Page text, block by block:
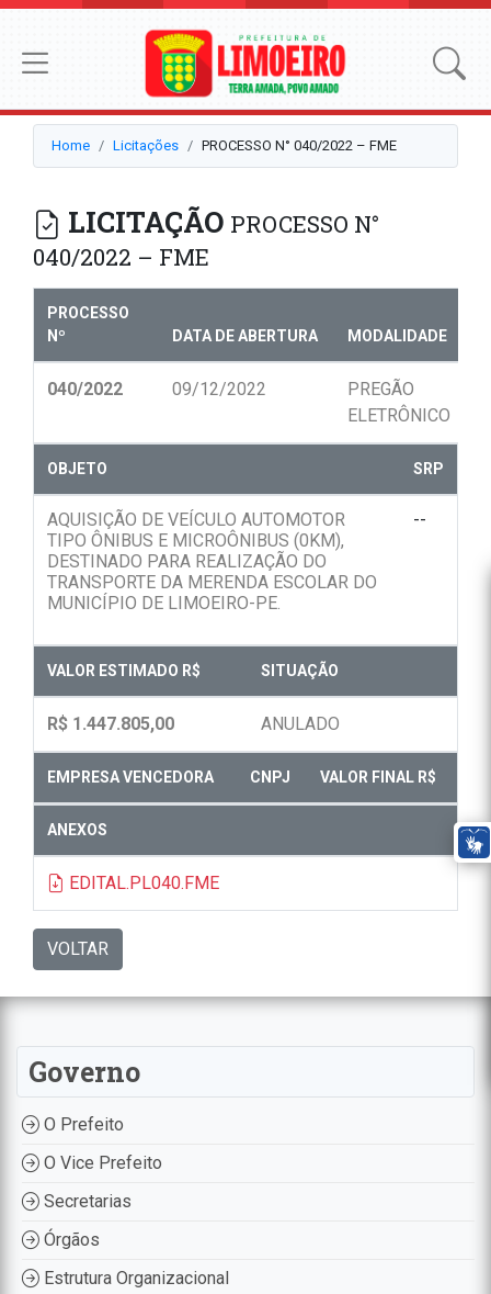
Home Licitações PROCESSO N° 040/2022 – FME
LICITAÇÃO PROCESSO N°
040/2022 – FME
PROCESSO
Nº
DATA DE ABERTURA MODALIDADE
040/2022 09/12/2022
PREGÃO
ELETRÔNICO
OBJETO SRP
AQUISIÇÃO DE VEÍCULO AUTOMOTOR
TIPO ÔNIBUS E MICROÔNIBUS (0KM),
DESTINADO PARA REALIZAÇÃO DO
TRANSPORTE DA MERENDA ESCOLAR DO
MUNICÍPIO DE LIMOEIRO-PE.
--
VALOR ESTIMADO R$ SITUAÇÃO
R$ 1.447.805,00 ANULADO
EMPRESA VENCEDORA CNPJ VALOR FINAL R$
ANEXOS
EDITAL.PL040.FME
VOLTAR
Governo
O Prefeito
O Vice Prefeito
Secretarias
Órgãos
Estrutura Organizacional